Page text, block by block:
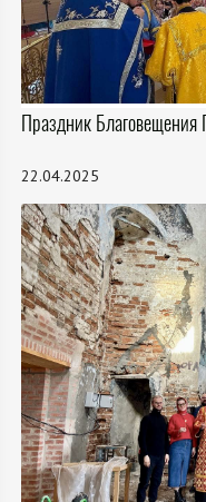
Праздник Благовещения
22.04.2025